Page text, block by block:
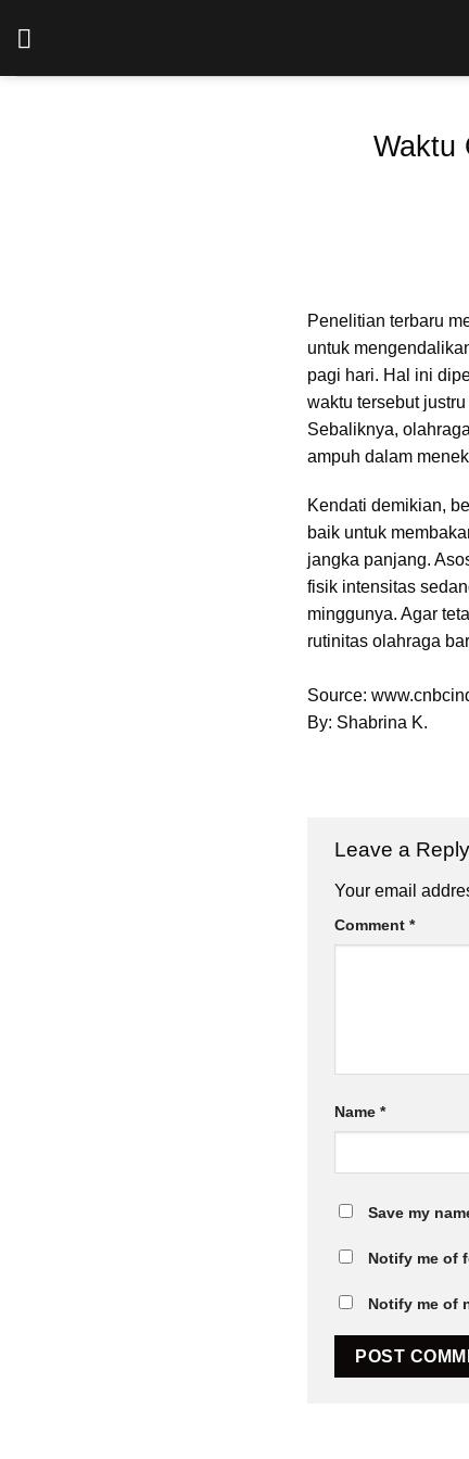
Waktu
Penelitian terbaru
untuk
pagi hari. Hal ini
waktu tersebut
Sebaliknya,
ampuh dalam
Kendati demikian,
baik untuk
jangka panjang.
fisik intensitas
minggunya. Agar
rutinitas olahraga
Source:
By: Shabrina K.
Leave a Reply
Your email
Comment *
Name *
Save my
Notify me of
Notify me of